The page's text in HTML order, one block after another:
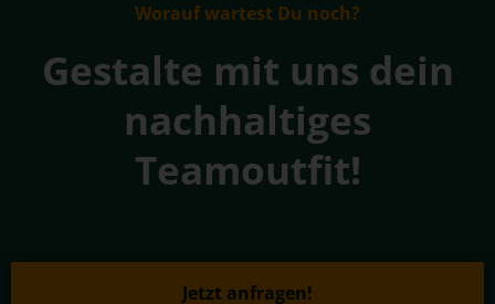
Worauf wartest Du noch?
Gestalte mit uns dein
nachhaltiges
Teamoutfit!
Jetzt anfragen!